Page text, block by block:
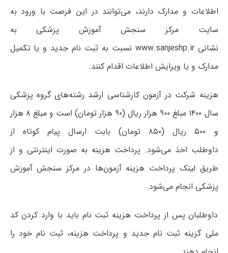
اطلاعات و مدارک دارند، می‌توانند در این فرصت با ورود به
سایت مرکز سنجش آموزش پزشکی به
نشانی www.sanjeshp.ir نسبت به ثبت نام جدید و یا تکمیل
مدارک و یا ویرایش اطلاعات اقدام کنند.
هزینه شرکت در آزمون کارشناسی ارشد رشته‌های گروه پزشکی
سال ۱۴۰۰ مبلغ ۹۰۰ هزار ریال (۹۰ هزار تومان) است و مبلغ ۸ هزار
و ۵۰۰ ریال (۸۵۰ تومان) بابت ارسال پیام کوتاه از
داوطلب اخذ می‌شود. پرداخت هزینه به صورت اینترنتی و از
طریق لینک پرداخت هزینه آزمون‌ها در مرکز سنجش آموزش
پزشکی انجام می‌شود.
داوطلبان پس از پرداخت هزینه ثبت نام باید با وارد کردن کد
ملی گزینه ثبت نام جدید و پرداخت هزینه، ثبت نام خود را